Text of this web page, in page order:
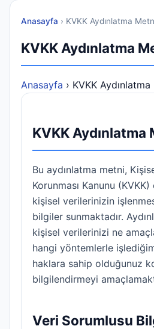
Anasayfa › KVKK Aydınlatma
KVKK Aydınlatma
Anasayfa › KVKK
KVKK Aydınlatma
Bu aydınlatma metni,
Korunması Kanunu
kişisel verilerinizin
bilgiler sunmaktadır.
kişisel verilerinizi ne
hangi yöntemlerle
haklara sahip olduğunuz
bilgilendirmeyi
Veri Sorumlusu